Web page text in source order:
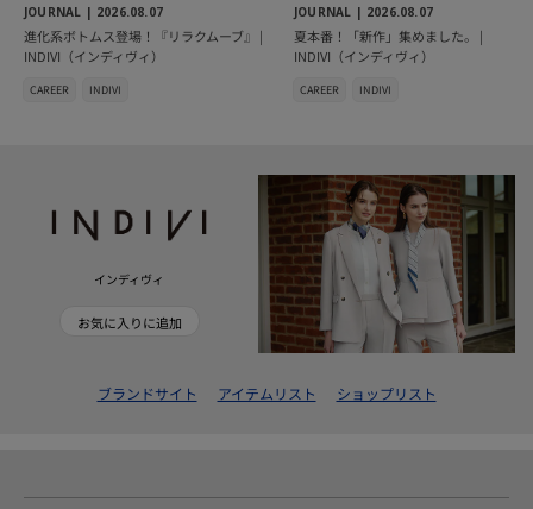
JOURNAL | 2026.08.07
進化系ボトムス登場！『リラクムーブ』 |
INDIVI（インディヴィ）
CAREER INDIVI
JOURNAL | 2026.08.07
夏本番！「新作」集めました。 |
INDIVI（インディヴィ）
CAREER INDIVI
インディヴィ
お気に入りに追加
ブランドサイト アイテムリスト ショップリスト